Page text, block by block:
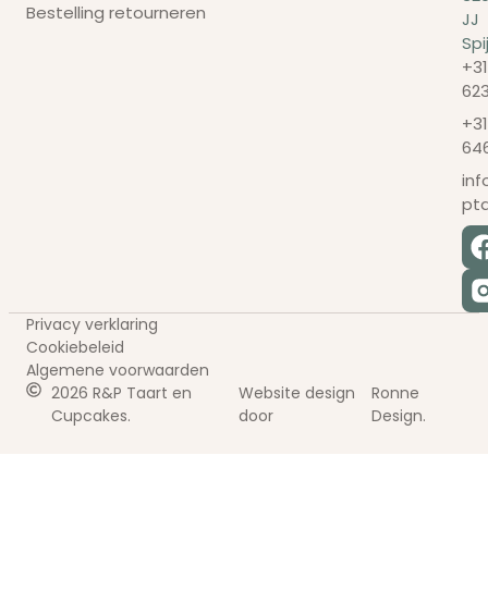
Bestelling retourneren
JJ
2026 R&P Taart en
Cupcakes.
Website design
door
Ronne
Design.
Privacy verklaring
Cookiebeleid
Algemene voorwaarden